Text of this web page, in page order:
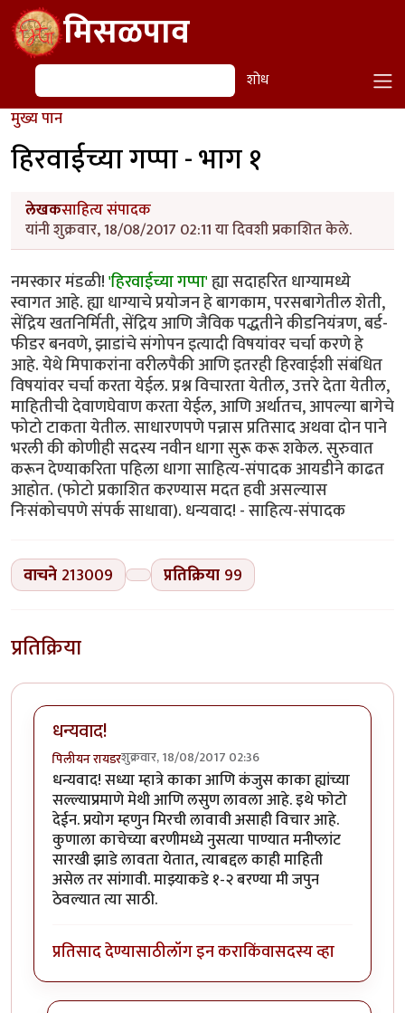
Skip to main contentमिसळपाव
शोध शोध
मुख्य पान
हिरवाईच्या गप्पा - भाग १
लेखकसाहित्य संपादक
यांनी शुक्रवार, 18/08/2017 02:11 या दिवशी प्रकाशित केले.
नमस्कार मंडळी!'हिरवाईच्या गप्पा'ह्या सदाहरित धाग्यामध्ये
स्वागत आहे. ह्या धाग्याचे प्रयोजन हे बागकाम, परसबागेतील शेती,
सेंद्रिय खतनिर्मिती, सेंद्रिय आणि जैविक पद्धतीने कीडनियंत्रण, बर्ड-
फीडर बनवणे, झाडांचे संगोपन इत्यादी विषयांवर चर्चा करणे हे
आहे. येथे मिपाकरांना वरीलपैकी आणि इतरही हिरवाईशी संबंधित
विषयांवर चर्चा करता येईल. प्रश्न विचारता येतील, उत्तरे देता येतील,
माहितीची देवाणघेवाण करता येईल, आणि अर्थातच, आपल्या बागेचे
फोटो टाकता येतील. साधारणपणे पन्नास प्रतिसाद अथवा दोन पाने
भरली की कोणीही सदस्य नवीन धागा सुरू करू शकेल. सुरुवात
करून देण्याकरिता पहिला धागा साहित्य-संपादक आयडीने काढत
आहोत. (फोटो प्रकाशित करण्यास मदत हवी असल्यास
निःसंकोचपणे संपर्क साधावा). धन्यवाद! - साहित्य-संपादक
वाचने 213009 प्रतिक्रिया 99
प्रतिक्रिया
धन्यवाद!
पिलीयन रायडरशुक्रवार, 18/08/2017 02:36
धन्यवाद! सध्या म्हात्रे काका आणि कंजुस काका ह्यांच्या
सल्ल्याप्रमाणे मेथी आणि लसुण लावला आहे. इथे फोटो
देईन. प्रयोग म्हणुन मिरची लावावी असाही विचार आहे.
कुणाला काचेच्या बरणीमध्ये नुसत्या पाण्यात मनीप्लांट
सारखी झाडे लावता येतात, त्याबद्दल काही माहिती
असेल तर सांगावी. माझ्याकडे १-२ बरण्या मी जपुन
ठेवल्यात त्या साठी.
प्रतिसाद देण्यासाठीलॉग इन कराकिंवासदस्य व्हा